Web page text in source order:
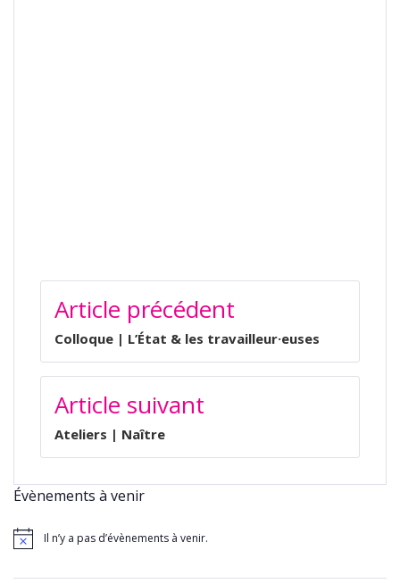
NAVIGATION
DE
L’ARTICLE
Article précédent
Colloque | L’État & les travailleur·euses
Article suivant
Ateliers | Naître
Évènements à venir
Il n’y a pas d’évènements à venir.